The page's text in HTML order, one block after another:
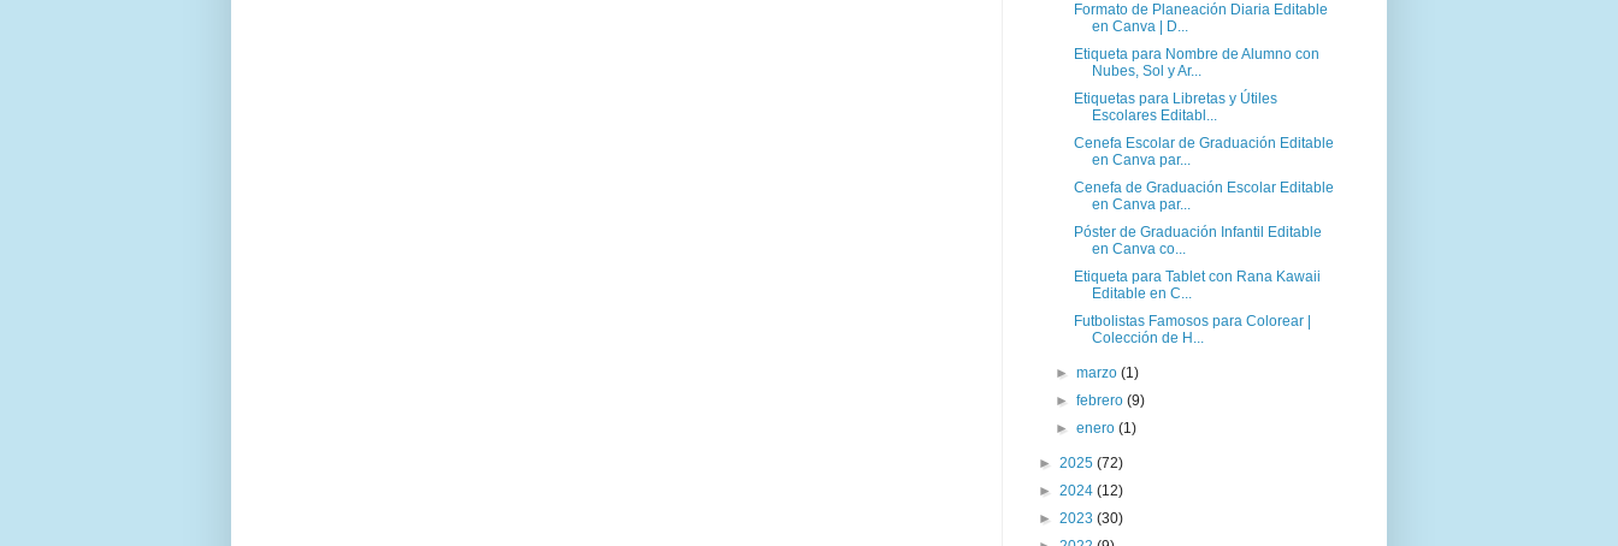
Formato de Planeación Diaria Editable
en Canva | D...
Etiqueta para Nombre de Alumno con
Nubes, Sol y Ar...
Etiquetas para Libretas y Útiles
Escolares Editabl...
Cenefa Escolar de Graduación Editable
en Canva par...
Cenefa de Graduación Escolar Editable
en Canva par...
Póster de Graduación Infantil Editable
en Canva co...
Etiqueta para Tablet con Rana Kawaii
Editable en C...
Futbolistas Famosos para Colorear |
Colección de H...
►marzo(1)
►febrero(9)
►enero(1)
► 2025 (72)
► 2024 (12)
► 2023 (30)